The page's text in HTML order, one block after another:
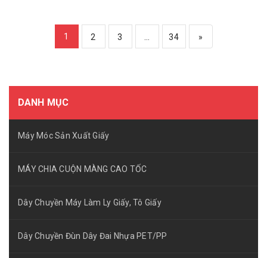
1 2 3 34 »
DANH MỤC
Máy Móc Sản Xuất Giấy
MÁY CHIA CUỘN MÀNG CAO TỐC
Dây Chuyền Máy Làm Ly Giấy, Tô Giấy
Dây Chuyền Đùn Dây Đai Nhựa PET/PP